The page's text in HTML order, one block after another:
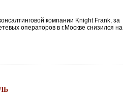
компании Knight Frank, за
операторов в г.Москве снизился на